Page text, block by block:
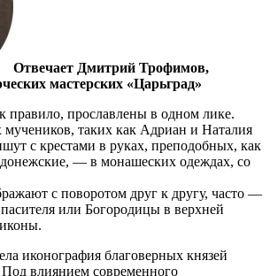
Отвечает Дмитрий Трофимов,
мастерских «Царьград»
правило, прославлены в одном лике.
мучеников, таких как Адриан и Наталия
с крестами в руках, преподобных, как
— в монашеских одеждах, со
с поворотом друг к другу, часто —
или Богородицы в верхней
иконография благоверных князей
влиянием современного